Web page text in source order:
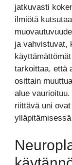
jatkuvasti
ilmiötä
ja vahvistuvat,
tarkoittaa, että
osittain
alue
riittävä uni